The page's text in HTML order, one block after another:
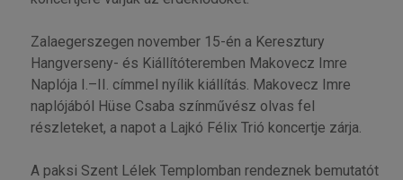
Zalaegerszegen november 15-én a Keresztury
Hangverseny- és Kiállítóteremben Makovecz Imre
Naplója I.–II. címmel nyílik kiállítás. Makovecz Imre
naplójából Hüse Csaba színművész olvas fel
részleteket, a napot a Lajkó Félix Trió koncertje zárja.
A paksi Szent Lélek Templomban rendeznek bemutatót